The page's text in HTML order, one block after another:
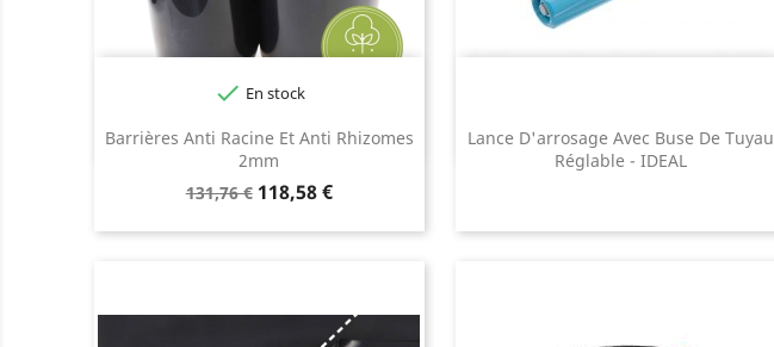
Barrières Anti Racine Et Anti Rhizomes
2mm
Prix
base
131,76 € Prix
118,58 €
 En stock
Lance D'arrosage Avec Buse De Tuyau
Réglable - IDEAL